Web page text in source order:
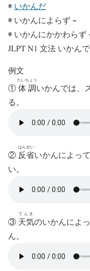
◉ いかんだ
◉ いかんによらず ~
◉ いかんにかかわらず
JLPT N1 文法 いかん
例文
①体調
たいちょう
いかんでは
る。
② 反省
はんせい
いかんによっ
い。
③ 天気
てんき
のいかんによ
ん。